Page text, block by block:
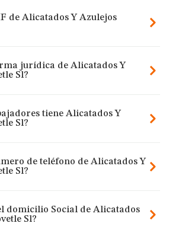
de Alicatados Y Azulejos
jurídica de Alicatados Y
Sl?
tiene Alicatados Y
Sl?
de teléfono de Alicatados Y
Sl?
domicilio Social de Alicatados
Sl?